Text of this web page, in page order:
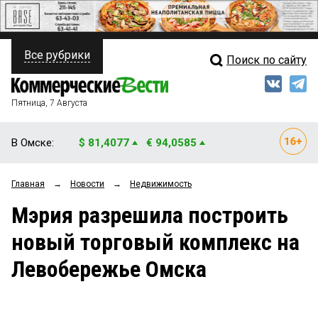
ПОЛИТИКА
ФИНАНСЫ
ОБЩЕСТВО
ЗАКОН
НОВОСТИ КОМПАНИЙ
Свежий выпуск
Мнения
Рейтинги
Блоги
Архив
Все рубрики Поиск по сайту
Пятница, 7 Августа
В Омске: $ 81,4077 € 94,0585
Главная → Новости → Недвижимость
Мэрия разрешила построить
новый торговый комплекс на
Левобережье Омска